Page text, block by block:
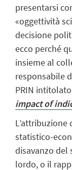
presentarsi
«oggettività
decisione
ecco perché
insieme al
responsabile
PRIN intitolato
impact of
statistico-
disavanzo
lordo, o il